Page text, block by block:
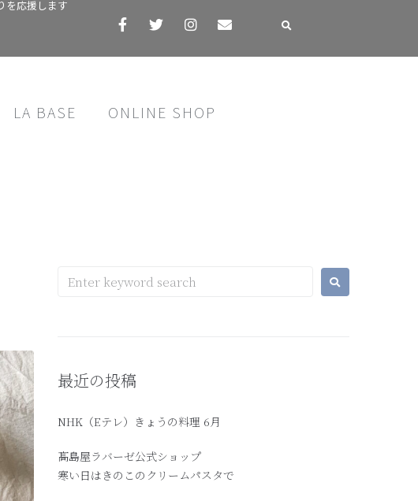
を応援します
LA BASE ONLINE SHOP
最近の投稿
NHK（Eテレ）きょうの料理 6月
髙島屋ラバーゼ公式ショップ
寒い日はきのこのクリームパスタで